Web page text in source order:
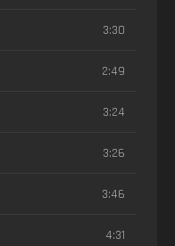
3:30
2:49
3:24
3:26
3:46
4:31